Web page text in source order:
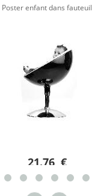
Poster enfant dans fauteuil
21.76 €